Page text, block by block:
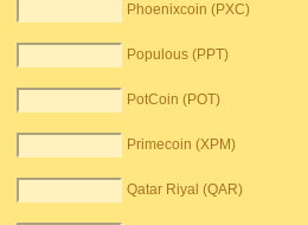
Phoenixcoin (PXC)
Populous (PPT)
PotCoin (POT)
Primecoin (XPM)
Qatar Riyal (QAR)